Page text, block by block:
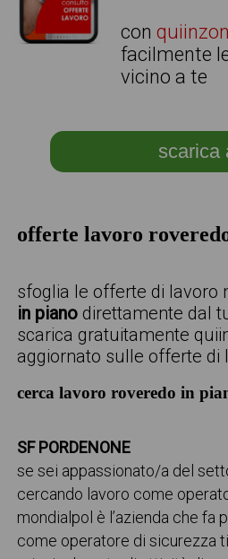
con
facilmente
vicino a te
scarica
offerte lavoro
sfoglia le offerte di lavoro
in piano direttamente dal
scarica gratuitamente
aggiornato sulle offerte di
cerca lavoro roveredo in
SF PORDENONE
se sei appassionato/a del
cercando lavoro come
mondialpol è l’azienda che fa
come operatore di sicurezza